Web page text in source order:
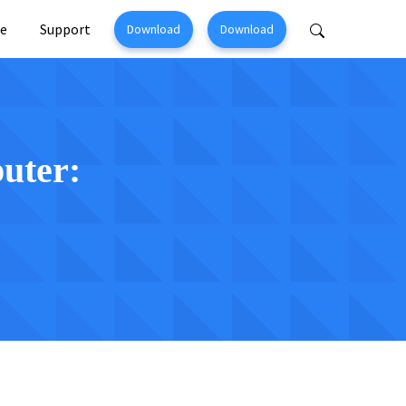
Support Download Download